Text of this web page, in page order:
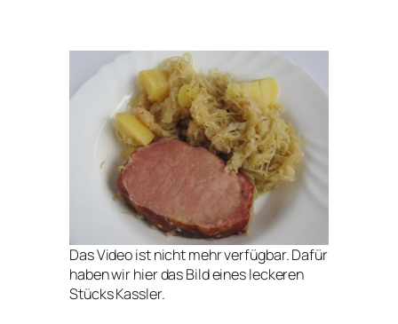
Das Video ist nicht mehr verfügbar. Dafür
haben wir hier das Bild eines leckeren
Stücks Kassler.